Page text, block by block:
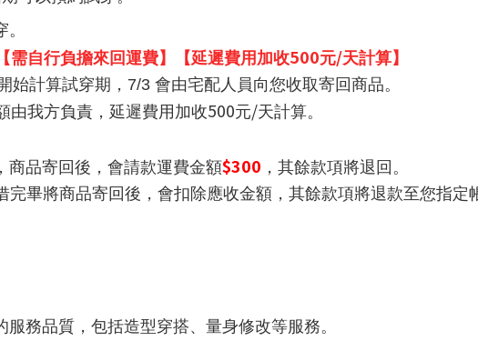
【需自行負擔來回運費】【延遲費用加收500元/天計算】
始計算試穿期， 7/3 會由宅配人員向您收取寄回商品。
由我方負責，延遲費用加收500元/天計算。
商品寄回後，會請款運費金額$300 ，其餘款項將退回。
完畢將商品寄回後，會扣除應收金額，其餘款項將退款至您指定
務品質，包括造型穿搭、量身修改等服務。